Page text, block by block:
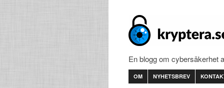
En blogg om cybersäkerhet
OM NYHETSBREV